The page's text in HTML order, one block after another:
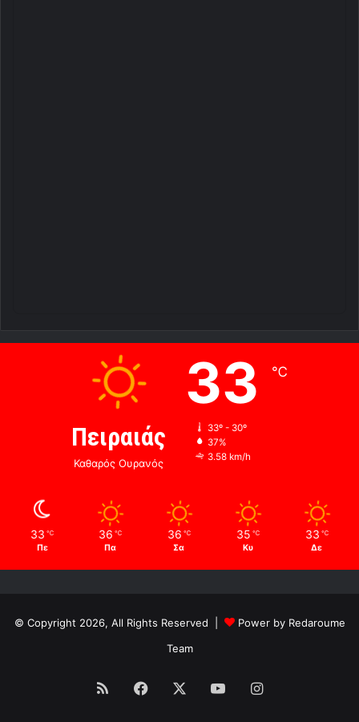
Πειραιάς
Καθαρός Ουρανός
33 ℃
33º - 30º
37%
3.58 km/h
33 ℃
Πε
36 ℃
Πα
36 ℃
Σα
35 ℃
Κυ
33 ℃
Δε
© Copyright 2026, All Rights Reserved |
Power by Redaroume
Team
RSS Facebook YouTubeInstagram